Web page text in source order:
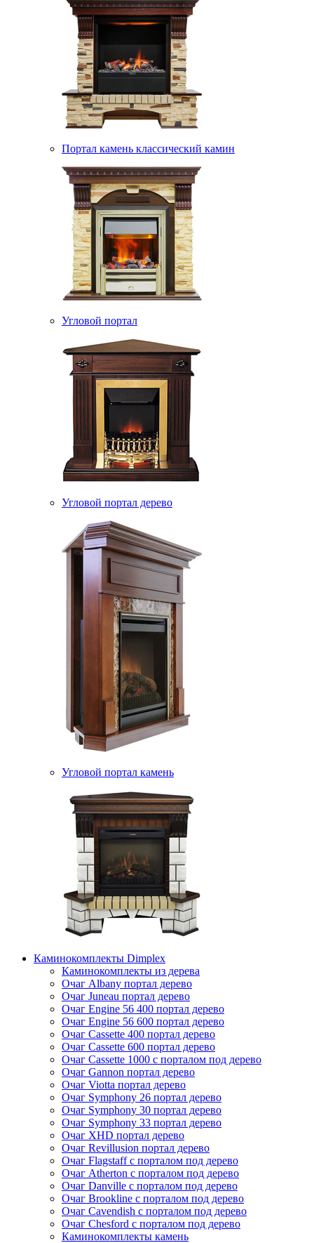
Портал камень классический камин
Угловой портал
Угловой портал дерево
Угловой портал камень
Каминокомплекты Dimplex
Каминокомплекты из дерева
Очаг Albany портал дерево
Очаг Juneau портал дерево
Очаг Engine 56 400 портал дерево
Очаг Engine 56 600 портал дерево
Очаг Cassette 400 портал дерево
Очаг Cassette 600 портал дерево
Очаг Cassette 1000 с порталом под дерево
Очаг Gannon портал дерево
Очаг Viotta портал дерево
Очаг Symphony 26 портал дерево
Очаг Symphony 30 портал дерево
Очаг Symphony 33 портал дерево
Очаг XHD портал дерево
Очаг Revillusion портал дерево
Очаг Flagstaff с порталом под дерево
Очаг Atherton с порталом под дерево
Очаг Danville с порталом под дерево
Очаг Brookline с порталом под дерево
Очаг Cavendish с порталом под дерево
Очаг Chesford с порталом под дерево
Каминокомплекты камень